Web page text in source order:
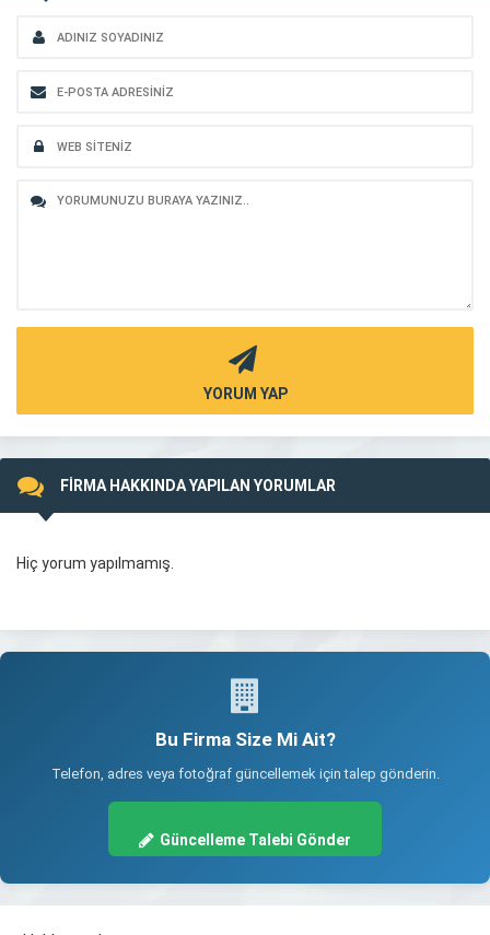
YORUM YAP
FİRMA HAKKINDA YAPILAN YORUMLAR
Hiç yorum yapılmamış.
Bu Firma Size Mi Ait?
Telefon, adres veya fotoğraf güncellemek için talep gönderin.
Güncelleme Talebi Gönder